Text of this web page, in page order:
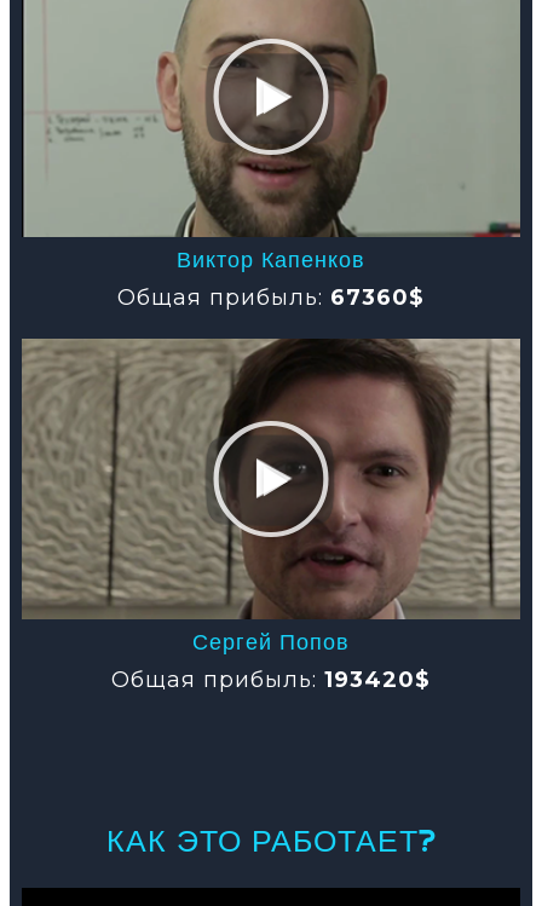
Виктор Капенков
Общая прибыль: 67360$
Сергей Попов
Общая прибыль: 193420$
КАК ЭТО РАБОТАЕТ?